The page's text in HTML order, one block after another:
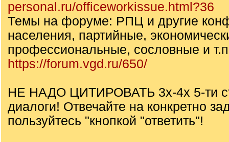
personal.ru/officeworkissue.html?36
Темы на форуме: РПЦ и другие
населения, партийные,
профессиональные, сословные и
https://forum.vgd.ru/650/
НЕ НАДО ЦИТИРОВАТЬ 3х-4х 5-ти
диалоги! Отвечайте на конкретно
пользуйтесь "кнопкой "ответить"!